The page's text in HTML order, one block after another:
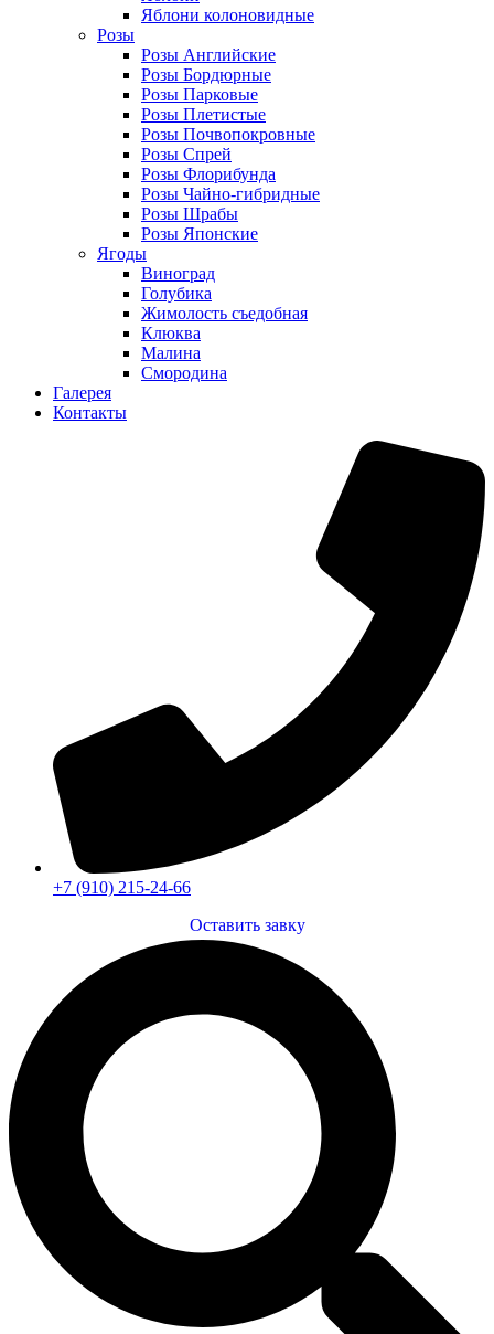
Яблони колоновидные
Розы
Розы Английские
Розы Бордюрные
Розы Парковые
Розы Плетистые
Розы Почвопокровные
Розы Спрей
Розы Флорибунда
Розы Чайно-гибридные
Розы Шрабы
Розы Японские
Ягоды
Виноград
Голубика
Жимолость съедобная
Клюква
Малина
Смородина
Галерея
Контакты
+7 (910) 215-24-66
Оставить завку